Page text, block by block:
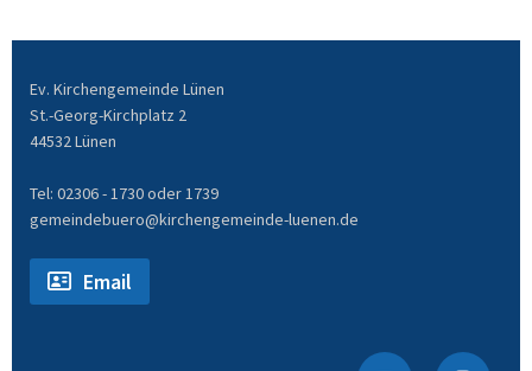
Ev. Kirchengemeinde Lünen
St.-Georg-Kirchplatz 2
44532 Lünen
Tel: 02306 - 1730 oder 1739
gemeindebuero@kirchengemeinde-luenen.de
Email